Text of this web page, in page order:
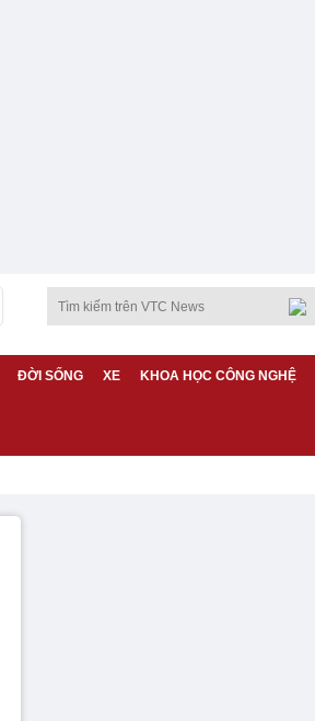
ĐỜI SỐNG XE KHOA HỌC CÔNG NGHỆ